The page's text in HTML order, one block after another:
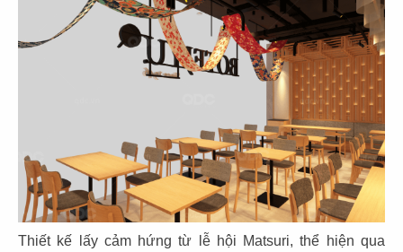
Thiết kế lấy cảm hứng từ lễ hội Matsuri, thể hiện qua
THIẾT KẾ, THI CÔNG NHÀ HÀNG KAI
SUSHI & BAR - GERMANY
Địa điểm: Lemberg, Deutschland, Germany
CHI TIẾT